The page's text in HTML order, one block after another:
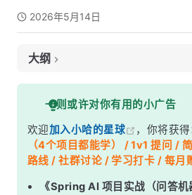
2026年5月14日
大纲
面试考察点
核心答案
深度解析
消息发送过程中可能丢在哪
Confirm 模式怎么配
一则或许对你有用的小广告
欢迎加入小哈的星球 ，你将获得
（4个项目都能学） / 1v1 提问 /
路线 / 社群讨论 / 学习打卡 / 每月
《Spring AI 项目实战（问答